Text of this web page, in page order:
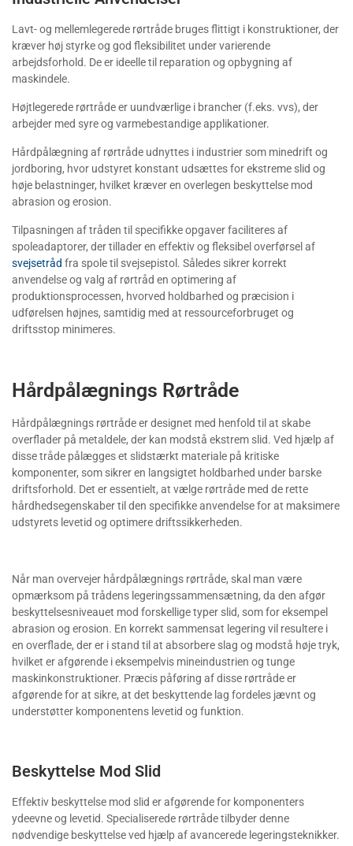
Lavt- og mellemlegerede rørtråde bruges flittigt i konstruktioner, der
kræver høj styrke og god fleksibilitet under varierende
arbejdsforhold. De er ideelle til reparation og opbygning af
maskindele.
Højtlegerede rørtråde er uundværlige i brancher (f.eks. vvs), der
arbejder med syre og varmebestandige applikationer.
Hårdpålægning af rørtråde udnyttes i industrier som minedrift og
jordboring, hvor udstyret konstant udsættes for ekstreme slid og
høje belastninger, hvilket kræver en overlegen beskyttelse mod
abrasion og erosion.
Tilpasningen af tråden til specifikke opgaver faciliteres af
spoleadaptorer, der tillader en effektiv og fleksibel overførsel af
svejsetråd fra spole til svejsepistol. Således sikrer korrekt
anvendelse og valg af rørtråd en optimering af
produktionsprocessen, hvorved holdbarhed og præcision i
udførelsen højnes, samtidig med at ressourceforbruget og
driftsstop minimeres.
Hårdpålægnings Rørtråde
Hårdpålægnings rørtråde er designet med henfold til at skabe
overflader på metaldele, der kan modstå ekstrem slid. Ved hjælp af
disse tråde pålægges et slidstærkt materiale på kritiske
komponenter, som sikrer en langsigtet holdbarhed under barske
driftsforhold. Det er essentielt, at vælge rørtråde med de rette
hårdhedsegenskaber til den specifikke anvendelse for at maksimere
udstyrets levetid og optimere driftssikkerheden.
Når man overvejer hårdpålægnings rørtråde, skal man være
opmærksom på trådens legeringssammensætning, da den afgør
beskyttelsesniveauet mod forskellige typer slid, som for eksempel
abrasion og erosion. En korrekt sammensat legering vil resultere i
en overflade, der er i stand til at absorbere slag og modstå høje tryk,
hvilket er afgørende i eksempelvis mineindustrien og tunge
maskinkonstruktioner. Præcis påføring af disse rørtråde er
afgørende for at sikre, at det beskyttende lag fordeles jævnt og
understøtter komponentens levetid og funktion.
Beskyttelse Mod Slid
Effektiv beskyttelse mod slid er afgørende for komponenters
ydeevne og levetid. Specialiserede rørtråde tilbyder denne
nødvendige beskyttelse ved hjælp af avancerede legeringsteknikker.